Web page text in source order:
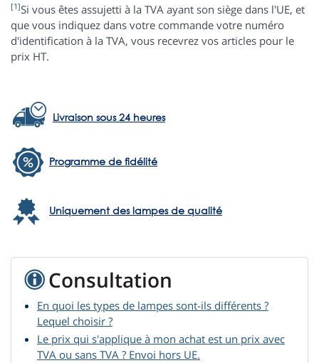
[1]Si vous êtes assujetti à la TVA ayant son siège dans l'UE, et
que vous indiquez dans votre commande votre numéro
d'identification à la TVA, vous recevrez vos articles pour le
prix HT.
Livraison sous 24 heures
Programme de fidélité
Uniquement des lampes de qualité
Consultation
En quoi les types de lampes sont-ils différents ?
Lequel choisir ?
Le prix qui s'applique à mon achat est un prix avec
TVA ou sans TVA ? Envoi hors UE.